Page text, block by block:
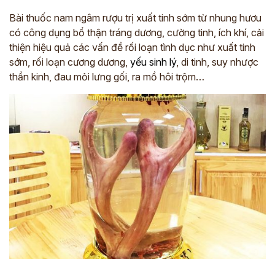
Bài thuốc nam ngâm rượu trị xuất tinh sớm từ nhung hươu
có công dụng bổ thận tráng dương, cường tinh, ích khí, cải
thiện hiệu quả các vấn đề rối loạn tình dục như xuất tinh
sớm, rối loạn cương dương, yếu sinh lý, di tinh, suy nhược
thần kinh, đau mỏi lưng gối, ra mồ hôi trộm…